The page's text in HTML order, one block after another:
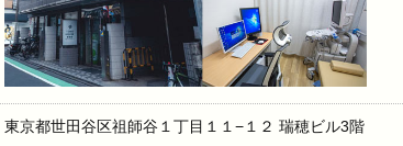
東京都世田谷区祖師谷１丁目１１−１２ 瑞穂ビル3階